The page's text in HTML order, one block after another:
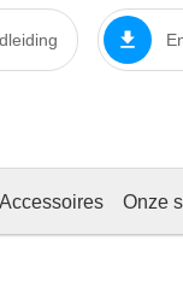
Accessoires Onze